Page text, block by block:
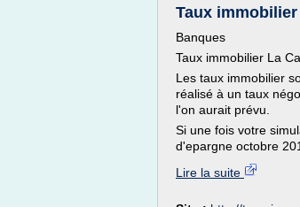
Taux
Banques
Taux immobilier La
Les taux immobilier
réalisé à un taux
l'on aurait prévu.
Si une fois votre
d'epargne octobre
Lire la suite